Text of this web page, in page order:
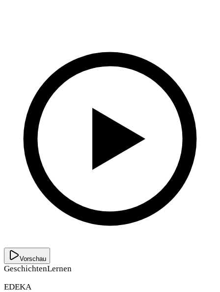
Vorschau
GeschichtenLernen
EDEKA